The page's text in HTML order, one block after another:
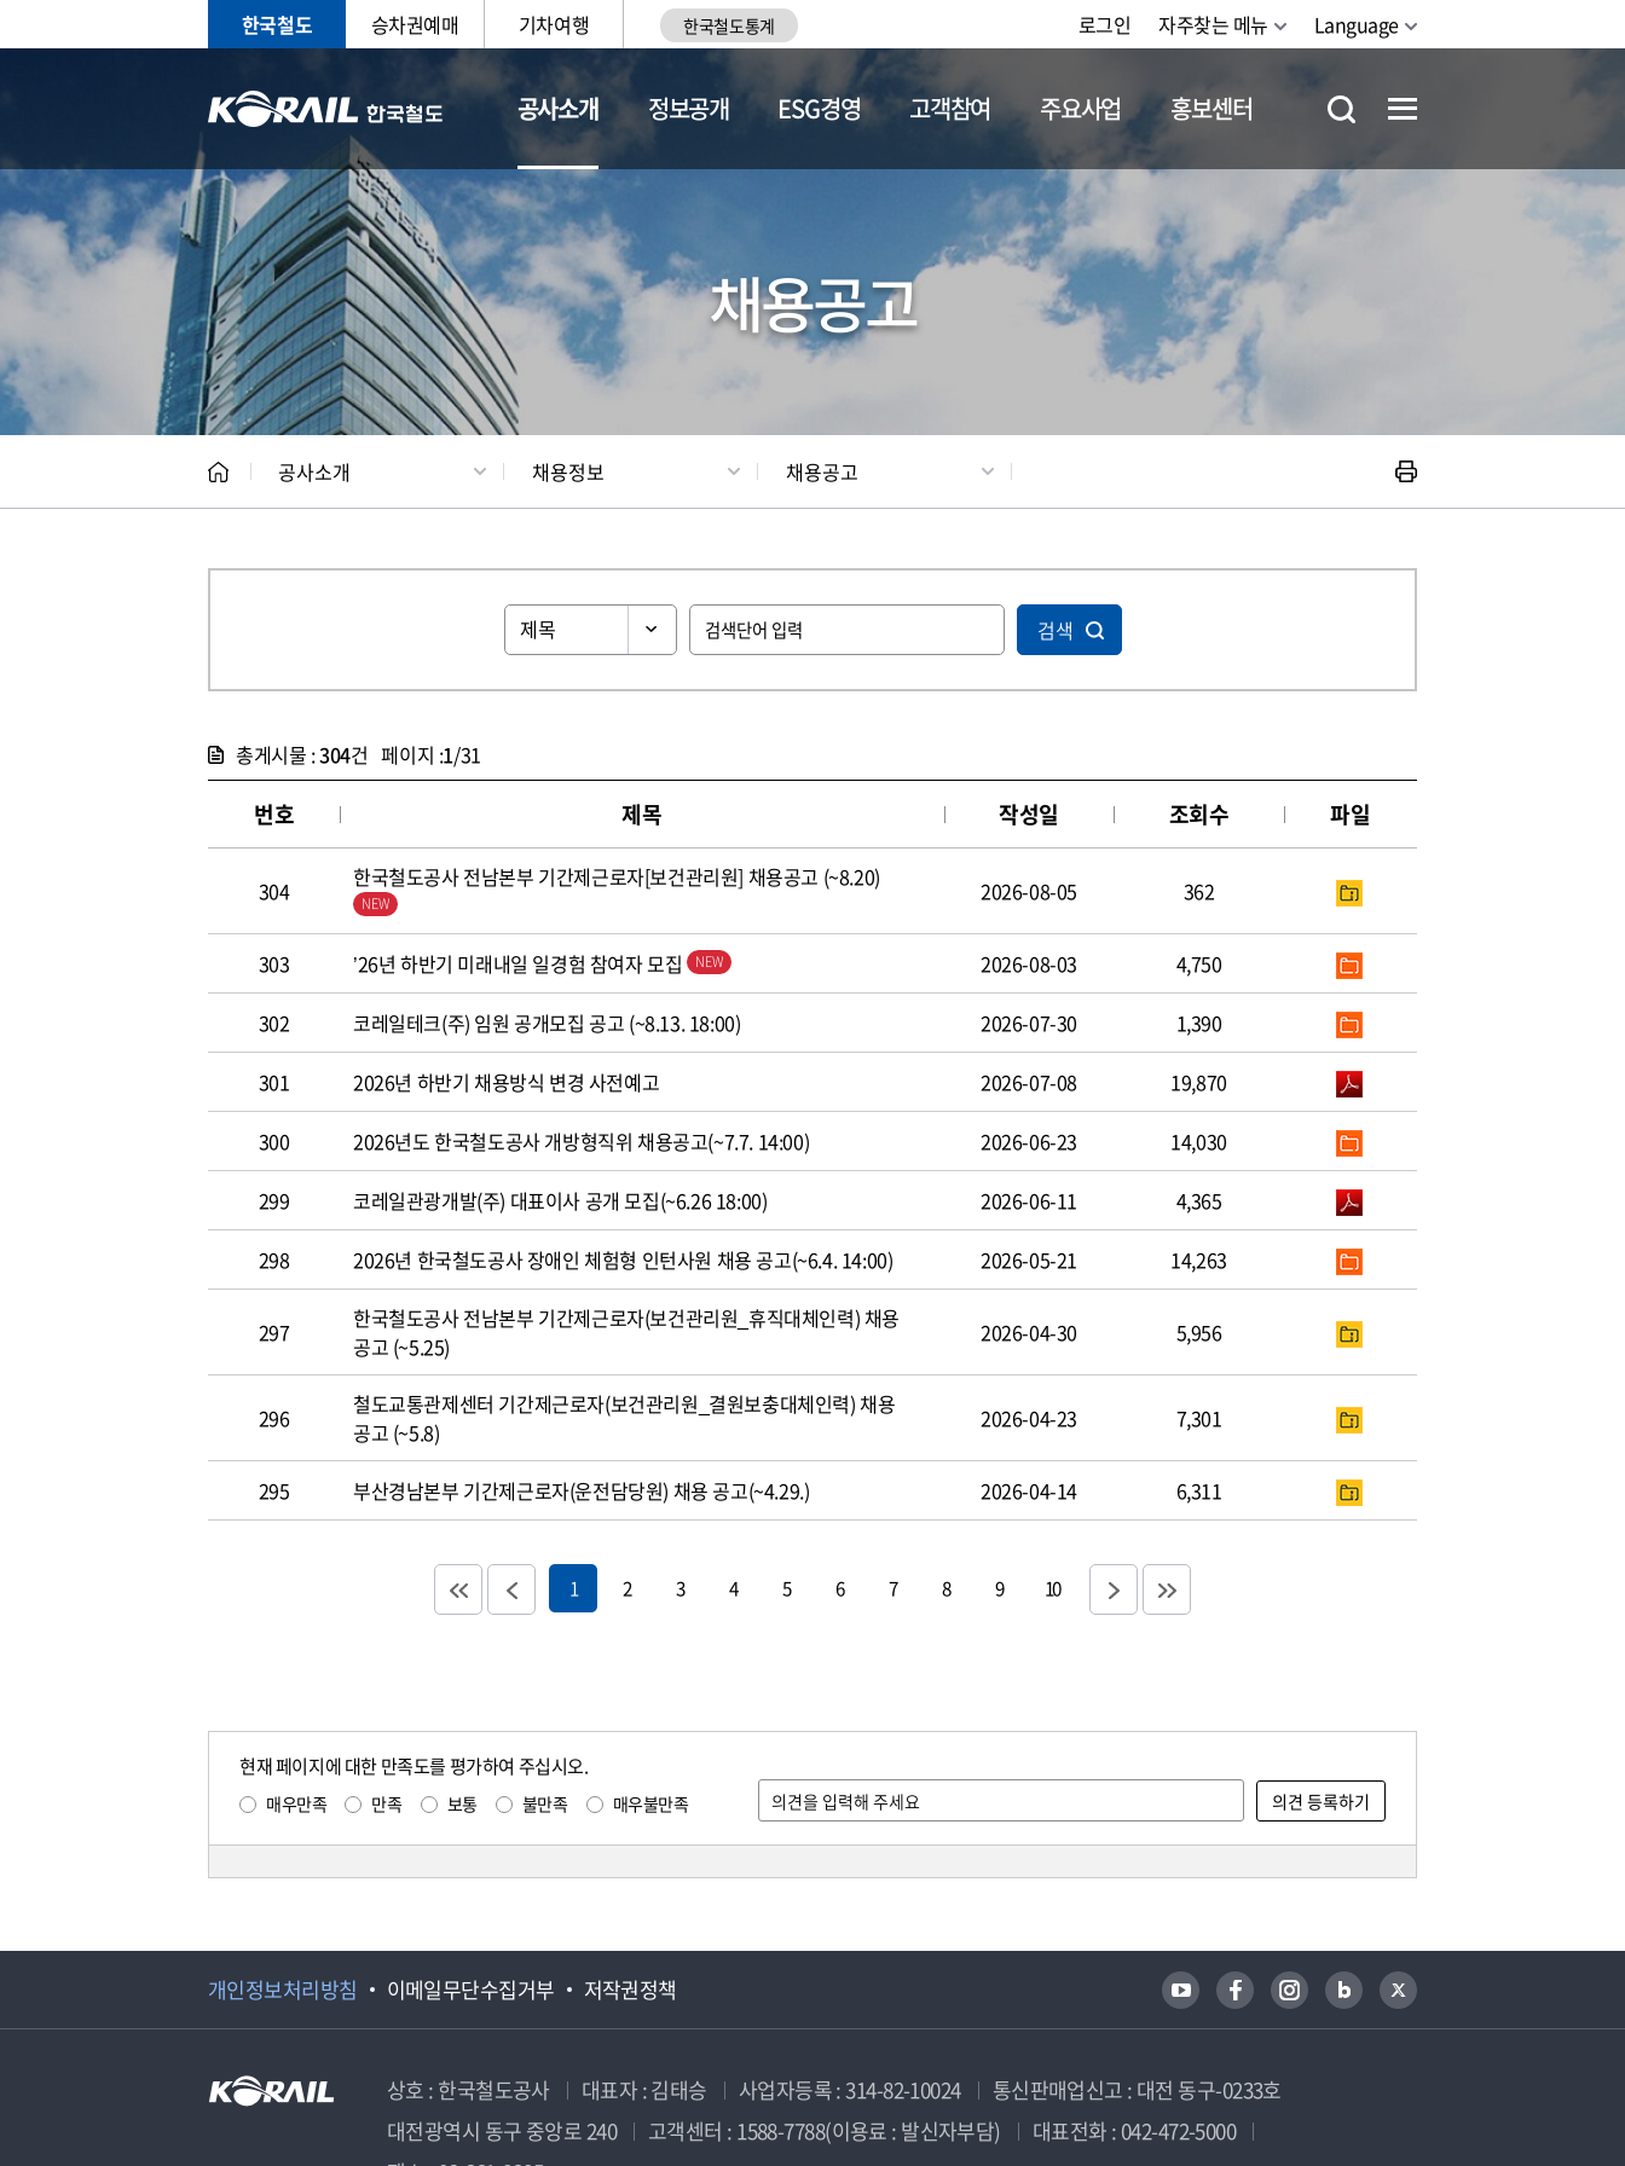
한국철도 승차권예매 기차여행 한국철도통계 로그인 자주찾는 메뉴 Language
공사소개
CEO 일반현황 채용정보
정보공개 ESG경영 고객참여 주요사업 홍보센터
채용공고
공사소개 채용정보 채용공고
검색
총게시물 :304건 페이지 :1/31
번호 제목 작성일 조회수 파일
304 한국철도공사 전남본부 기간제근로자[보건관리원] 채용공고 (~8.20) 2026-08-05 362
303 ’26년 하반기 미래내일 일경험 참여자 모집 2026-08-03 4,750
302 코레일테크(주) 임원 공개모집 공고 (~8.13. 18:00) 2026-07-30 1,390
301 2026년 하반기 채용방식 변경 사전예고 2026-07-08 19,870
300 2026년도 한국철도공사 개방형직위 채용공고(~7.7. 14:00) 2026-06-23 14,030
299 코레일관광개발(주) 대표이사 공개 모집(~6.26 18:00) 2026-06-11 4,365
298 2026년 한국철도공사 장애인 체험형 인턴사원 채용 공고(~6.4. 14:00) 2026-05-21 14,263
297
한국철도공사 전남본부 기간제근로자(보건관리원_휴직대체인력) 채용
공고 (~5.25)
2026-04-30 5,956
296
철도교통관제센터 기간제근로자(보건관리원_결원보충대체인력) 채용
공고 (~5.8)
2026-04-23 7,301
295 부산경남본부 기간제근로자(운전담당원) 채용 공고(~4.29.) 2026-04-14 6,311
1 2 3 4 5 6 7 8 9 10
현재 페이지에 대한 만족도를 평가하여 주십시오.
매우만족 만족 보통 불만족 매우불만족
개인정보처리방침 이메일무단수집거부 저작권정책
상호 : 한국철도공사 대표자 : 김태승 사업자등록 : 314-82-10024
통신판매업신고 : 대전 동구-0233호
대전광역시 동구 중앙로 240
고객센터 : 1588-7788(이용료 : 발신자부담)
대표전화 : 042-472-5000